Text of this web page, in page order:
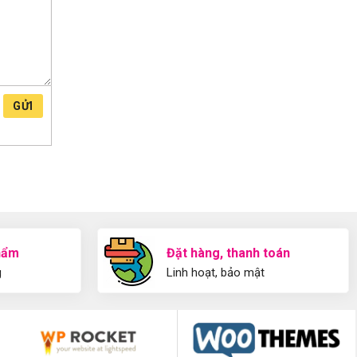
GỬI
Đặt hàng, thanh toán
Linh hoạt, bảo mật